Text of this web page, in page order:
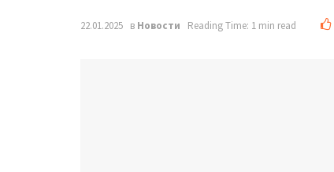
22.01.2025 в Новости Reading Time: 1 min read